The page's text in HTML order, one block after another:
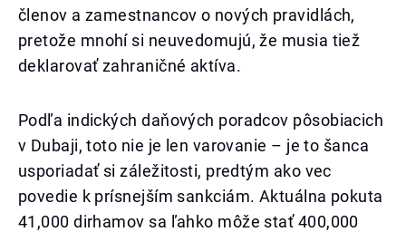
členov a zamestnancov o nových pravidlách,
pretože mnohí si neuvedomujú, že musia tiež
deklarovať zahraničné aktíva.
Podľa indických daňových poradcov pôsobiacich
v Dubaji, toto nie je len varovanie – je to šanca
usporiadať si záležitosti, predtým ako vec
povedie k prísnejším sankciám. Aktuálna pokuta
41,000 dirhamov sa ľahko môže stať 400,000